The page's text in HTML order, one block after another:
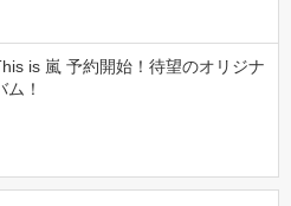
is 嵐 予約開始！待望のオリジナ
ム！